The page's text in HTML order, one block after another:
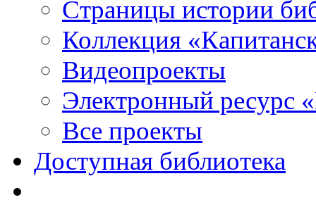
Страницы истории
Коллекция
Видеопроекты
Электронный ресурс
Все проекты
Доступная библиотека